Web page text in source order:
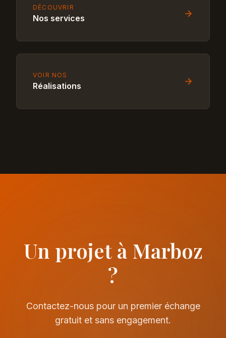
DÉCOUVRIR
Nos services
VOIR NOS
Réalisations
Un projet à Marboz
?
Contactez-nous pour un premier échange
gratuit et sans engagement.